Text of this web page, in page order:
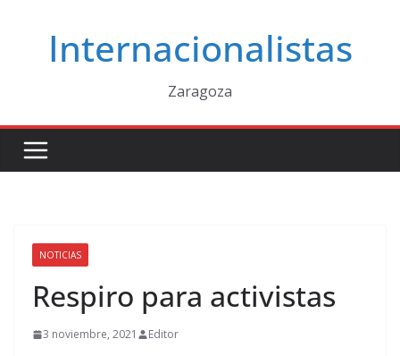
contenidoInternacionalistas
Zaragoza
NOTICIAS
Respiro para activistas
3 noviembre, 2021 Editor